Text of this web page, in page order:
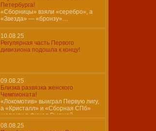
Петербурга!
«Сборницы» взяли «серебро», а
«Звезда» — «бронзу»…
10.08.25
Регулярная часть Первого
дивизиона подошла к концу!
09.08.25
Близка развязка женского
Чемпионата!
«Локомотив» выиграл Первую лигу,
а «Кристалл» и «Сборная СПб»
шагнули в финал Высшей
08.08.25